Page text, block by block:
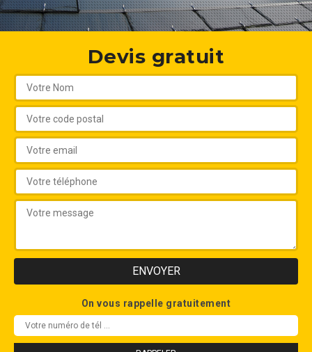
Devis gratuit
On vous rappelle gratuitement